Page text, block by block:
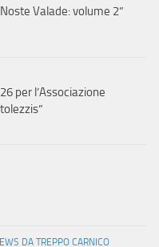
Valade: volume 2”
per l’Associazione
DA TREPPO CARNICO